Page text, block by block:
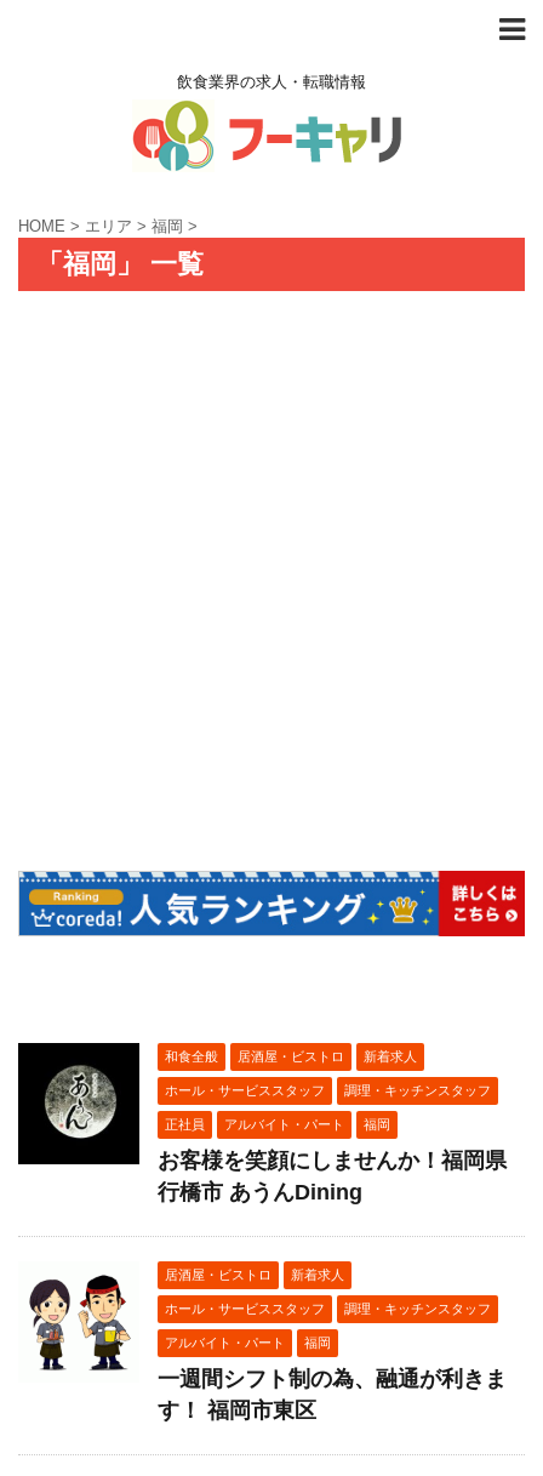
飲食業界の求人・転職情報
HOME > エリア > 福岡 >
「福岡」 一覧
和食全般 居酒屋・ビストロ 新着求人
ホール・サービススタッフ 調理・キッチンスタッフ
正社員 アルバイト・パート 福岡
お客様を笑顔にしませんか！福岡県
行橋市 あうんDining
居酒屋・ビストロ 新着求人
ホール・サービススタッフ 調理・キッチンスタッフ
アルバイト・パート 福岡
一週間シフト制の為、融通が利きま
す！ 福岡市東区